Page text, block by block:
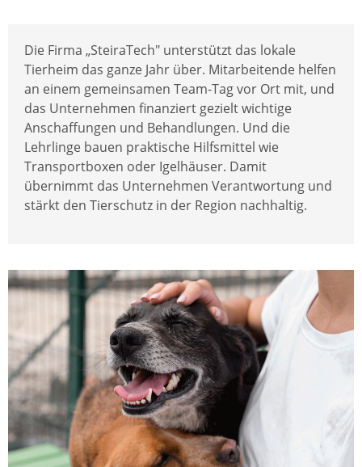
Die Firma „SteiraTech" unterstützt das lokale
Tierheim das ganze Jahr über. Mitarbeitende helfen
an einem gemeinsamen Team-Tag vor Ort mit, und
das Unternehmen finanziert gezielt wichtige
Anschaffungen und Behandlungen. Und die
Lehrlinge bauen praktische Hilfsmittel wie
Transportboxen oder Igelhäuser. Damit
übernimmt das Unternehmen Verantwortung und
stärkt den Tierschutz in der Region nachhaltig.